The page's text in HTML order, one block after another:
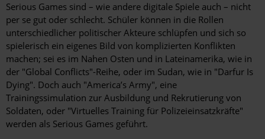
Serious Games sind – wie andere digitale Spiele auch – nicht
per se gut oder schlecht. Schüler können in die Rollen
unterschiedlicher politischer Akteure schlüpfen und sich so
spielerisch ein eigenes Bild von komplizierten Konflikten
machen; sei es im Nahen Osten und in Lateinamerika, wie in
der "Global Conflicts"-Reihe, oder im Sudan, wie in "Darfur Is
Dying". Doch auch "America’s Army", eine
Trainingssimulation zur Ausbildung und Rekrutierung von
Soldaten, oder "Virtuelles Training für Polizeieinsatzkräfte"
werden als Serious Games geführt.